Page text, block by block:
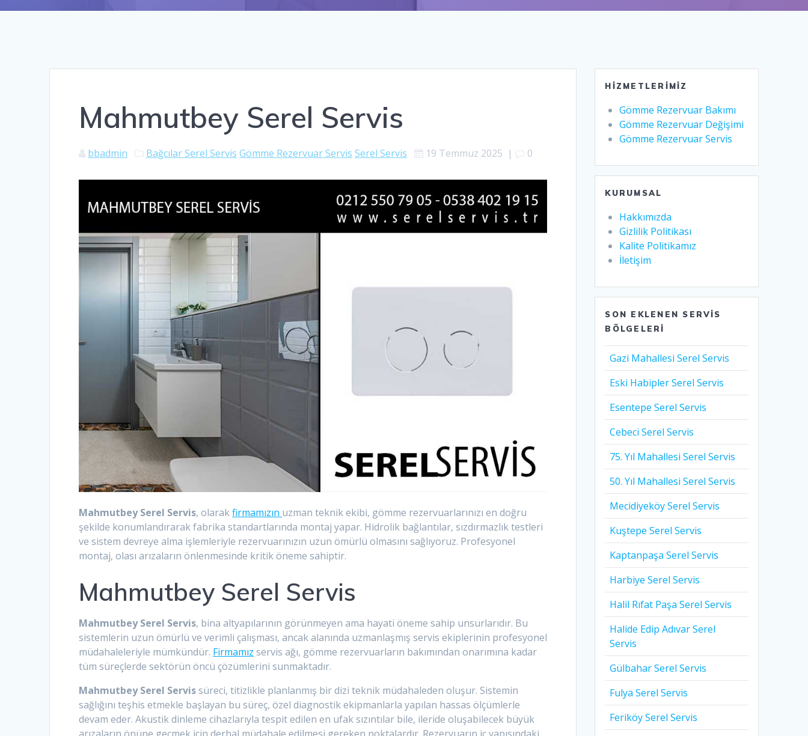
Mahmutbey Serel Servis
bbadmin Bağcılar Serel Servis Gömme Rezervuar Servis Serel Servis 19 Temmuz 2025 | 0
Mahmutbey Serel Servis, olarakfirmamızın uzman teknik ekibi, gömme rezervuarlarınızı en doğru
şekilde konumlandırarak fabrika standartlarında montaj yapar. Hidrolik bağlantılar, sızdırmazlık testleri
ve sistem devreye alma işlemleriyle rezervuarınızın uzun ömürlü olmasını sağlıyoruz. Profesyonel
montaj, olası arızaların önlenmesinde kritik öneme sahiptir.
Mahmutbey Serel Servis
Mahmutbey Serel Servis, bina altyapılarının görünmeyen ama hayati öneme sahip unsurlarıdır. Bu
sistemlerin uzun ömürlü ve verimli çalışması, ancak alanında uzmanlaşmış servis ekiplerinin profesyonel
müdahaleleriyle mümkündür. Firmamız servis ağı, gömme rezervuarların bakımından onarımına kadar
tüm süreçlerde sektörün öncü çözümlerini sunmaktadır.
Mahmutbey Serel Servissüreci, titizlikle planlanmış bir dizi teknik müdahaleden oluşur. Sistemin
sağlığını teşhis etmekle başlayan bu süreç, özel diagnostik ekipmanlarla yapılan hassas ölçümlerle
devam eder. Akustik dinleme cihazlarıyla tespit edilen en ufak sızıntılar bile, ileride oluşabilecek büyük
HIZMETLERIMIZ
Gömme Rezervuar Bakımı
Gömme Rezervuar Değişimi
Gömme Rezervuar Servis
KURUMSAL
Hakkımızda
Gizlilik Politikası
Kalite Politikamız
İletişim
SON EKLENEN SERVIS
BÖLGELERI
Gazi Mahallesi Serel Servis
Eski Habipler Serel Servis
Esentepe Serel Servis
Cebeci Serel Servis
75. Yıl Mahallesi Serel Servis
50. Yıl Mahallesi Serel Servis
Mecidiyeköy Serel Servis
Kuştepe Serel Servis
Kaptanpaşa Serel Servis
Harbiye Serel Servis
Halil Rıfat Paşa Serel Servis
Halide Edip Adıvar Serel
Servis
Gülbahar Serel Servis
Fulya Serel Servis
Feriköy Serel Servis